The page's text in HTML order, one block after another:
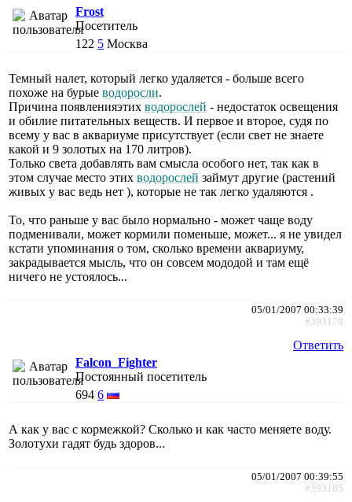
Frost
Посетитель
122 5 Москва
Темный налет, который легко удаляется - больше всего
похоже на бурые водоросли.
Причина появленияэтих водорослей - недостаток освещения
и обилие питательных веществ. И первое и второе, судя по
всему у вас в аквариуме присутствует (если свет не знаете
какой и 9 золотых на 170 литров).
Только света добавлять вам смысла особого нет, так как в
этом случае место этих водорослей займут другие (растений
живых у вас ведь нет ), которые не так легко удаляются .
То, что раньше у вас было нормально - может чаще воду
подменивали, может кормили поменьше, может... я не увидел
кстати упоминания о том, сколько времени аквариуму,
закрадывается мысль, что он совсем мододой и там ещё
ничего не устоялось...
05/01/2007 00:33:39
#393179
Ответить
Falcon_Fighter
Постоянный посетитель
694 6
А как у вас с кормежкой? Сколько и как часто меняете воду.
Золотухи гадят будь здоров...
05/01/2007 00:39:55
#393185